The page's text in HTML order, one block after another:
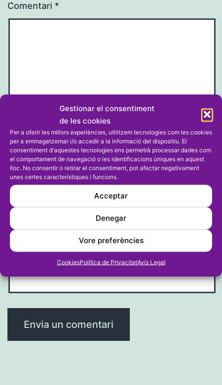
Gestionar el consentiment
de les cookies
Per a oferir les millors experiències, utilitzem tecnologies com les cookies
per a emmagatzemar i/o accedir a la informació del dispositiu. El
consentiment d'aquestes tecnologies ens permetrà processar dades com
el comportament de navegació o les identificacions úniques en aquest
lloc. No consentir o retirar el consentiment, pot afectar negativament
unes certes característiques i funcions.
Acceptar
Denegar
Vore preferències
CookiesPolítica de PrivacitatAvís Legal
Comentari *
Nom *
Correu electrònic
Lloc web